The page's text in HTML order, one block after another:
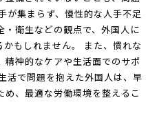
が集まらず、慢性的な人手不足
・衛生などの観点で、外国人に
もしれません。 また、慣れな
神的なケアや生活面でのサポ
活で問題を抱えた外国人は、早
、最適な労働環境を整えるこ